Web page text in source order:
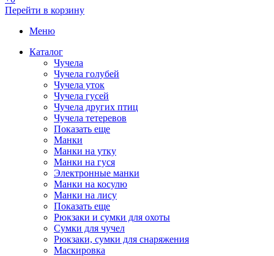
Перейти в корзину
Меню
Каталог
Чучела
Чучела голубей
Чучела уток
Чучела гусей
Чучела других птиц
Чучела тетеревов
Показать еще
Манки
Манки на утку
Манки на гуся
Электронные манки
Манки на косулю
Манки на лису
Показать еще
Рюкзаки и сумки для охоты
Сумки для чучел
Рюкзаки, сумки для снаряжения
Маскировка